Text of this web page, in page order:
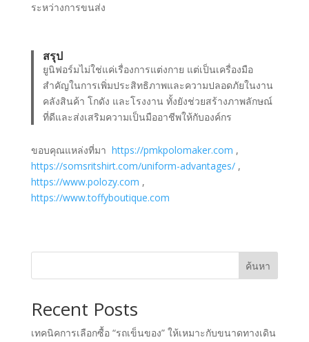
ระหว่างการขนส่ง
สรุป
ยูนิฟอร์มไม่ใช่แค่เรื่องการแต่งกาย แต่เป็นเครื่องมือ
สำคัญในการเพิ่มประสิทธิภาพและความปลอดภัยในงาน
คลังสินค้า โกดัง และโรงงาน ทั้งยังช่วยสร้างภาพลักษณ์
ที่ดีและส่งเสริมความเป็นมืออาชีพให้กับองค์กร
ขอบคุณแหล่งที่มา https://pmkpolomaker.com ,
https://somsritshirt.com/uniform-advantages/,
https://www.polozy.com ,
https://www.toffyboutique.com
ค้นหา
Recent Posts
เทคนิคการเลือกซื้อ “รถเข็นของ” ให้เหมาะกับขนาดทางเดิน